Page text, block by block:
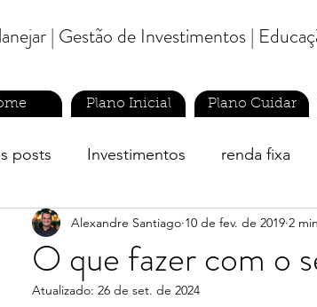
| Gestão de Investimentos |
Plano Inicial Plano Cuidar
posts Investimentos renda fixa
financeiro finanças pessoais
privada
O que fazer com o
Alexandre Santiago 10 de fev. de 2019 2
Atualizado: 26 de set. de 2024